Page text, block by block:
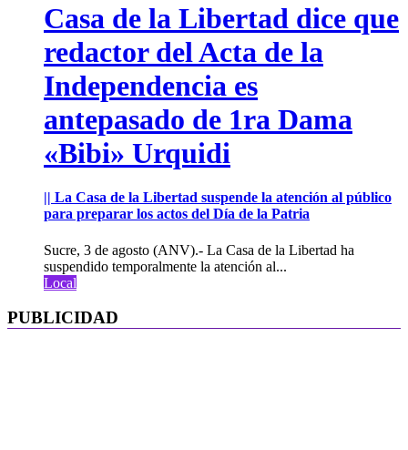
Casa de la Libertad dice que
redactor del Acta de la
Independencia es
antepasado de 1ra Dama
«Bibi» Urquidi
|| La Casa de la Libertad suspende la atención al público
para preparar los actos del Día de la Patria
Sucre, 3 de agosto (ANV).- La Casa de la Libertad ha
suspendido temporalmente la atención al...
Local
PUBLICIDAD